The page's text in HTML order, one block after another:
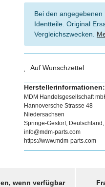
Bei den
Identteile. Original
Vergleichszwecken.
Auf Wunschzettel
Herstellerinformationen:
MDM Handelsgesellschaft
Hannoversche Strasse 48
Niedersachsen
Springe-Gestorf,
info@mdm-parts.com
https://www.mdm-parts.com
wenn verfügbar